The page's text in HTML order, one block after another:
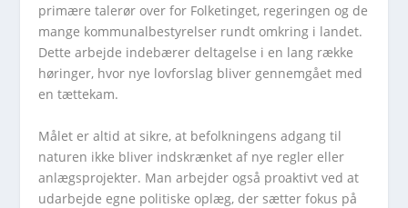
primære talerør over for Folketinget, regeringen og de
mange kommunalbestyrelser rundt omkring i landet.
Dette arbejde indebærer deltagelse i en lang række
høringer, hvor nye lovforslag bliver gennemgået med
en tættekam.
Målet er altid at sikre, at befolkningens adgang til
naturen ikke bliver indskrænket af nye regler eller
anlægsprojekter. Man arbejder også proaktivt ved at
udarbejde egne politiske oplæg, der sætter fokus på